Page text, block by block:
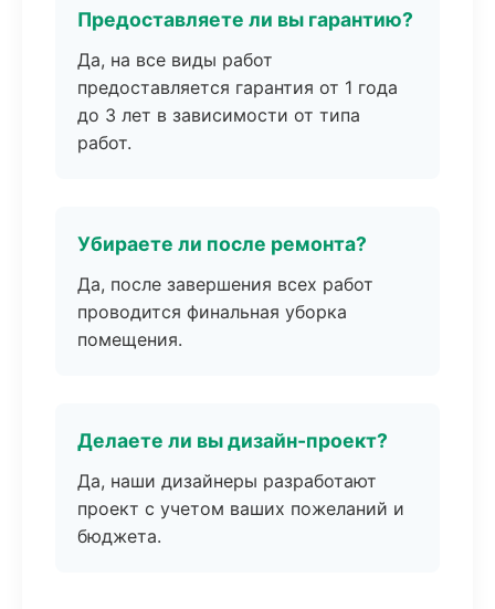
Предоставляете ли вы гарантию?
Да, на все виды работ
предоставляется гарантия от 1 года
до 3 лет в зависимости от типа
работ.
Убираете ли после ремонта?
Да, после завершения всех работ
проводится финальная уборка
помещения.
Делаете ли вы дизайн-проект?
Да, наши дизайнеры разработают
проект с учетом ваших пожеланий и
бюджета.